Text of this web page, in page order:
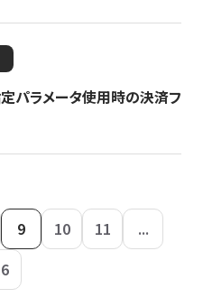
定パラメータ使用時の決済フ
9 10 11
...